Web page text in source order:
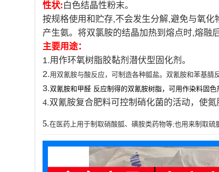
性状:白色结晶性粉末。
按规格使用和贮存,不会发生分解,避免与氧
产生氨。将双氯胺的结晶加热到熔点时,熔融
主要用途：
1.用作环氧树脂胶黏剂潜伏型固化剂。
2.用双氰胺与酸反应，可制造各种胍盐。双氰胺和苯基
3.双氰胺和甲醛 反应制得的双氰胺树脂，可用作染料固色
4.双氰胺复合肥料可控制硝化菌的活动，使
5.在医药上用于制取硝酸胍、磺胺类药物等;也用来制取硫